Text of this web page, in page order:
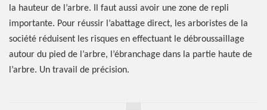
la hauteur de l’arbre. Il faut aussi avoir une zone de repli
importante. Pour réussir l’abattage direct, les arboristes de la
société réduisent les risques en effectuant le débroussaillage
autour du pied de l’arbre, l’ébranchage dans la partie haute de
l’arbre. Un travail de précision.